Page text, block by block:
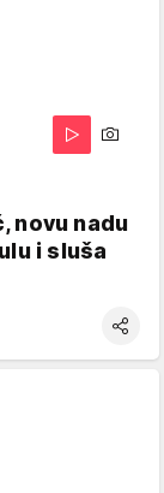
novu nadu
i sluša